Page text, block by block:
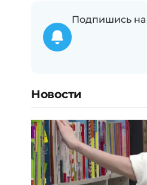
Подпишись на
Новости